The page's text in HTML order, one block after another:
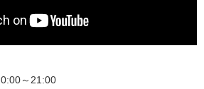
～21:00